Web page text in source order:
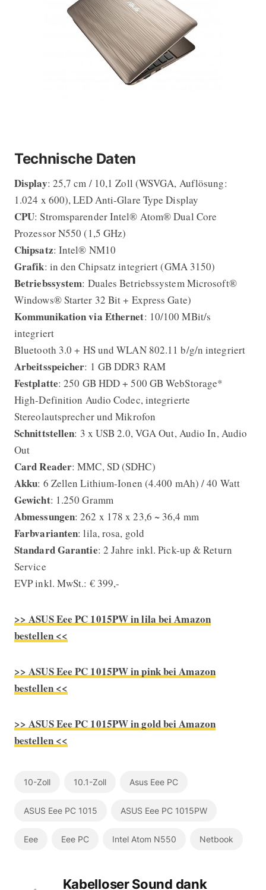
Technische Daten
Display: 25,7 cm / 10,1 Zoll (WSVGA, Auflösung:
1.024 x 600), LED Anti-Glare Type Display
CPU: Stromsparender Intel® Atom® Dual Core
Prozessor N550 (1,5 GHz)
Chipsatz: Intel® NM10
Grafik: in den Chipsatz integriert (GMA 3150)
Betriebssystem: Duales Betriebssystem Microsoft®
Windows® Starter 32 Bit + Express Gate)
Kommunikation via Ethernet: 10/100 MBit/s
integriert
Bluetooth 3.0 + HS und WLAN 802.11 b/g/n integriert
Arbeitsspeicher: 1 GB DDR3 RAM
Festplatte: 250 GB HDD + 500 GB WebStorage*
High-Definition Audio Codec, integrierte
Stereolautsprecher und Mikrofon
Schnittstellen: 3 x USB 2.0, VGA Out, Audio In, Audio
Out
Card Reader: MMC, SD (SDHC)
Akku: 6 Zellen Lithium-Ionen (4.400 mAh) / 40 Watt
Gewicht: 1.250 Gramm
Abmessungen: 262 x 178 x 23,6 ~ 36,4 mm
Farbvarianten: lila, rosa, gold
Standard Garantie: 2 Jahre inkl. Pick-up & Return
Service
EVP inkl. MwSt.: € 399,-
>> ASUS Eee PC 1015PW in lila bei Amazon
bestellen <<
>> ASUS Eee PC 1015PW in pink bei Amazon
bestellen <<
>> ASUS Eee PC 1015PW in gold bei Amazon
bestellen <<
10-Zoll 10.1-Zoll Asus Eee PC
ASUS Eee PC 1015 ASUS Eee PC 1015PW
Eee Eee PC Intel Atom N550 Netbook
Kabelloser Sound dank